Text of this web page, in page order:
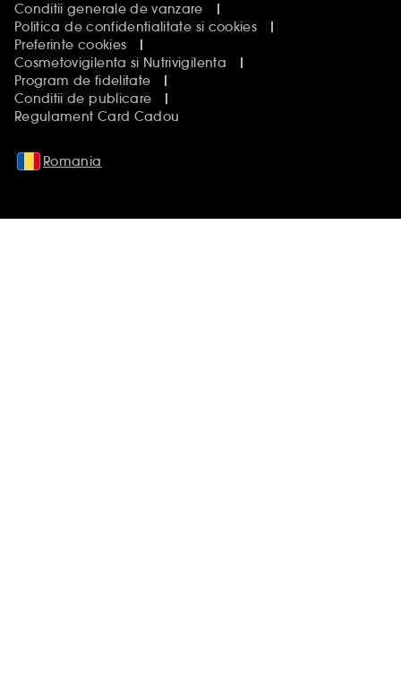
Conditii generale de vanzare
Politica de confidentialitate si cookies
Preferinte cookies
Cosmetovigilenta si Nutrivigilenta
Program de fidelitate
Conditii de publicare
Regulament Card Cadou
Romania